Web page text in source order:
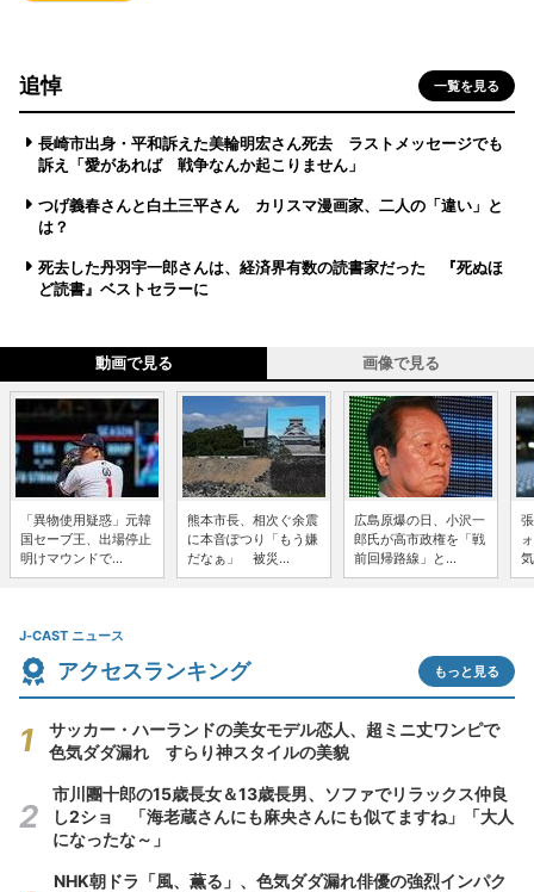
追悼 一覧を見る
長崎市出身・平和訴えた美輪明宏さん死去 ラストメッセージでも
訴え「愛があれば 戦争なんか起こりません」
つげ義春さんと白土三平さん カリスマ漫画家、二人の「違い」と
は？
死去した丹羽宇一郎さんは、経済界有数の読書家だった 『死ぬほ
ど読書』ベストセラーに
動画で見る 画像で見る
「異物使用疑惑」元韓
国セーブ王、出場停止
明けマウンドで...
熊本市長、相次ぐ余震
に本音ぽつり「もう嫌
だなぁ」 被災...
広島原爆の日、小沢一
郎氏が高市政権を「戦
前回帰路線」と...
J-CAST ニュース
アクセスランキング もっと見る
サッカー・ハーランドの美女モデル恋人、超ミニ丈ワンピで
色気ダダ漏れ すらり神スタイルの美貌
市川團十郎の15歳長女＆13歳長男、ソファでリラックス仲良
し2ショ 「海老蔵さんにも麻央さんにも似てますね」「大人
になったな～」
NHK朝ドラ「風、薫る」、色気ダダ漏れ俳優の強烈インパク